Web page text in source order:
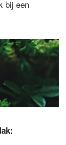
bij een